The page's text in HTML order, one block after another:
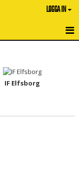
LOGGA IN
IF Elfsborg